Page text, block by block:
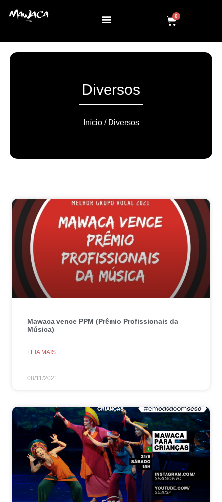
0
Diversos
Início/ Diversos
Mawaca vence PPM (Prêmio Profissionais da
Música)
LEIA MAIS
08/11/2021